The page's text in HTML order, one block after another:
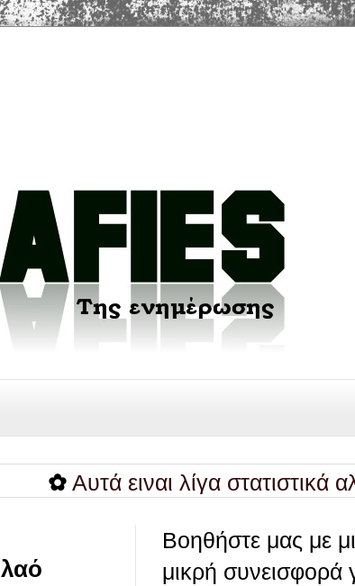
Aυτά ειναι λίγα στατιστικά
Βοηθήστε μας με
μικρή συνεισφορά